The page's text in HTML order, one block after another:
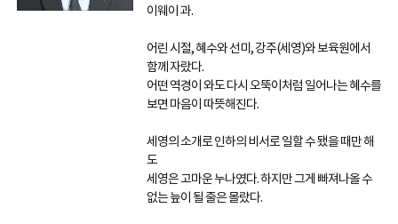
이웨이 과.
어린 시절, 혜수와 선미, 강주(세영)와 보육원에서
함께 자랐다.
어떤 역경이 와도 다시 오뚝이처럼 일어나는 혜수를
보면 마음이 따뜻해진다.
세영의 소개로 인하의 비서로 일할 수 됐을 때만 해
도
세영은 고마운 누나였다. 하지만 그게 빠져나올 수
없는 늪이 될 줄은 몰랐다.